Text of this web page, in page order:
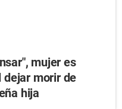
mujer es
dejar morir de
hija